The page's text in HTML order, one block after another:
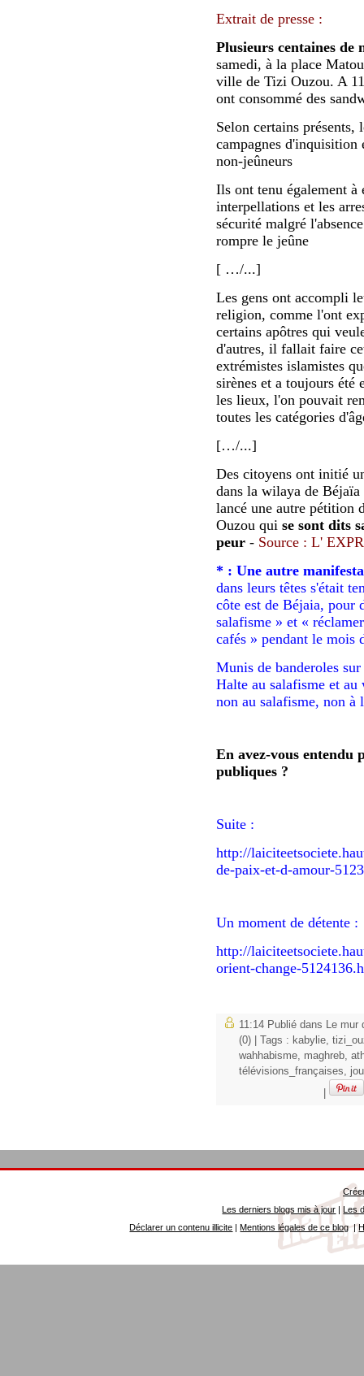
Extrait de presse :
Plusieurs centaines de
samedi, à la place
ville de Tizi Ouzou. A
ont consommé des
Selon certains
campagnes
non-jeûneurs
Ils ont tenu également
interpellations et les
sécurité malgré
rompre le jeûne
[ …/...]
Les gens ont accompli
religion, comme l'ont
certains apôtres qui
d'autres, il fallait faire
extrémistes islamistes
sirènes et a toujours été
les lieux, l'on pouvait
toutes les catégories
[…/...]
Des citoyens ont initié
dans la wilaya de
lancé une autre pétition
Ouzou qui se sont dits
peur - Source : L'
* : Une autre
dans leurs têtes s'était
côte est de Béjaia, pour
salafisme » et «
cafés » pendant le mois
Munis de banderoles
Halte au salafisme et au
non au salafisme, non à
En avez-vous entendu
publiques ?
Suite :
http://
de-paix-et-d-amour-
Un moment de détente :
http://
orient-change-
11:14 Publié dans Le mur
(0) | Tags : kabylie,
wahhabisme, maghreb,
télévisions_françaises,
Les derniers blogs mis à jour |Les
Déclarer un contenu illicite |Mentions légales de ce blog|